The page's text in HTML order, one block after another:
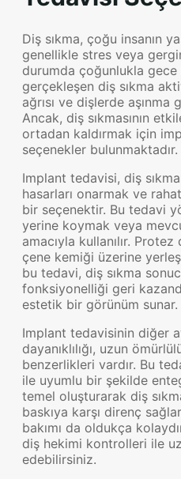
Diş sıkma, çoğu insanın
genellikle stres veya
durumda çoğunlukla
gerçekleşen diş sıkma
ağrısı ve dişlerde
Ancak, diş sıkmasının
ortadan kaldırmak için
seçenekler bulunmaktadır.
Implant tedavisi, diş
hasarları onarmak ve
bir seçenektir. Bu tedavi
yerine koymak veya
amacıyla kullanılır.
çene kemiği üzerine
bu tedavi, diş sıkma
fonksiyonelliği geri
estetik bir görünüm sunar.
Implant tedavisinin diğer
dayanıklılığı, uzun
benzerlikleri vardır. Bu
ile uyumlu bir şekilde
temel oluşturarak diş
baskıya karşı direnç
bakımı da oldukça
diş hekimi kontrolleri ile
edebilirsiniz.